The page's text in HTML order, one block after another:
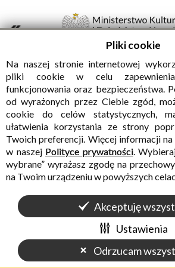
GMINNY
OŚRODEK
KULTURY
W
Pliki cookie
Na naszej stronie internetowej
pliki cookie w celu
funkcjonowania oraz bezpieczeństwa.
od wyrażonych przez Ciebie zgód,
cookie do celów statystycznych,
ułatwienia korzystania ze strony
Twoich preferencji. Więcej informacji
w naszej Polityce prywatności.
wybrane” wyrażasz zgodę na
na Twoim urządzeniu w powyższych
Akceptuję
Ustawienia
Odrzucam